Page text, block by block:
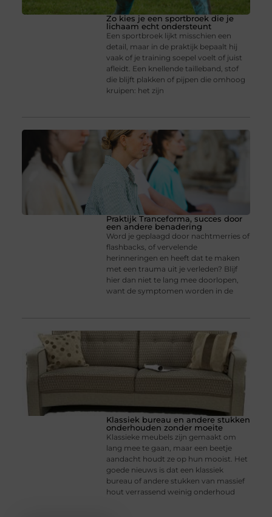
Zo kies je een sportbroek die je
lichaam echt ondersteunt
Een sportbroek lijkt misschien een
detail, maar in de praktijk bepaalt hij
vaak of je training soepel voelt of juist
afleidt. Een knellende tailleband, stof
die blijft plakken of pijpen die omhoog
kruipen: het zijn
Praktijk Tranceforma, succes door
een andere benadering
Word je geplaagd door nachtmerries of
flashbacks, of vervelende
herinneringen en heeft dat te maken
met een trauma uit je verleden? Blijf
hier dan niet te lang mee doorlopen,
want de symptomen worden in de
Klassiek bureau en andere stukken
onderhouden zonder moeite
Klassieke meubels zijn gemaakt om
lang mee te gaan, maar een beetje
aandacht houdt ze op hun mooist. Het
goede nieuws is dat een klassiek
bureau of andere stukken van massief
hout verrassend weinig onderhoud